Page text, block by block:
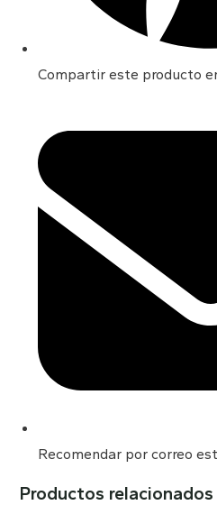
Compartir este producto
Recomendar por correo
Productos relacionados